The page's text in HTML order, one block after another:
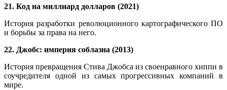
21. Код на миллиард долларов (2021)
История разработки революционного картографического ПО
и борьбы за права на него.
22. Джобс: империя соблазна (2013)
История превращения Стива Джобса из своенравного хиппи в
соучредителя одной из самых прогрессивных компаний в
мире.